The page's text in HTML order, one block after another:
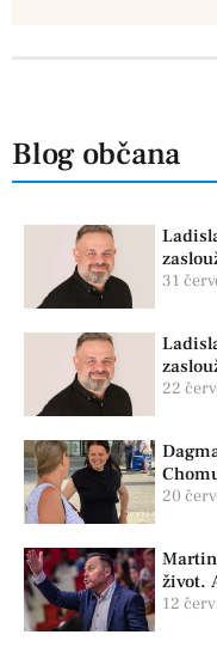
Blog občana
31
22
20
život.
12